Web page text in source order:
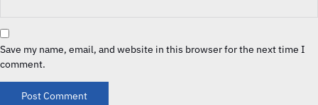
Save my name, email, and website in this browser for the next time I
comment.